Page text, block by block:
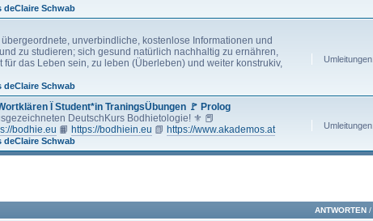
Schwab
unverbindliche, kostenlose Informationen und
zu studieren; sich gesund natürlich nachhaltig zu ernähren,
für das Leben sein, zu leben (Überleben) und weiter konstrukiv,
Schwab
Ï Student*in TraningsÜbungen 🚩 Prolog
DeutschKurs Bodhietologie! ⚜ 📕
bodhie.eu 📙 https://bodhiein.eu 📗 https://www.akademos.at
Schwab
ANTWORTEN/